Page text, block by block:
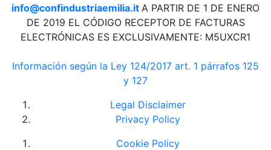
info@confindustriaemilia.it A PARTIR DE 1 DE ENERO
DE 2019 EL CÓDIGO RECEPTOR DE FACTURAS
ELECTRÓNICAS ES EXCLUSIVAMENTE: M5UXCR1
Información según la Ley 124/2017 art. 1 párrafos 125
y 127
Legal Disclaimer
Privacy Policy
Cookie Policy